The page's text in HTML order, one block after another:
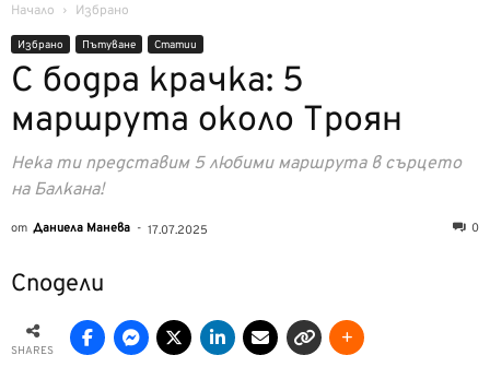
Начало Избрано
Избрано Пътуване Статии
С бодра крачка: 5
маршрута около Троян
Нека ти представим 5 любими маршрута в сърцето
на Балкана!
от Даниела Манева - 17.07.2025 0
Сподели
SHARES